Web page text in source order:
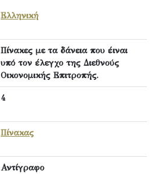
Ελληνική
Πίνακες με τα δάνεια που έιναι
υπό τον έλεγχο της Διεθνούς
Οικονομικής Επιτροπής.
4
Πίνακας
Αντίγραφο